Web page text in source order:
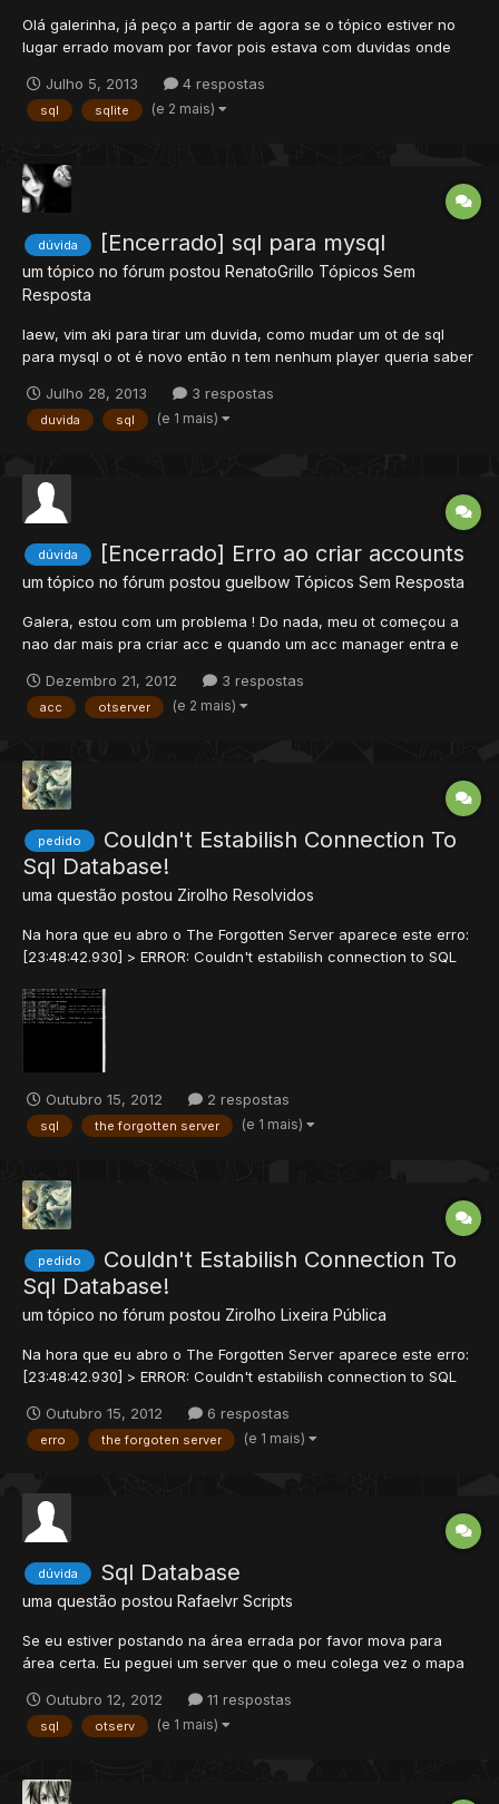
Olá galerinha, já peço a partir de agora se o tópico estiver no
lugar errado movam por favor pois estava com duvidas onde
adequado), eu queria certas funções para sql a minha é SQLite
(não tenho completa certeza da versão do sql por isso post...
Julho 5, 2013 4 respostas
sql sqlite (e 2 mais)
dúvida [Encerrado] sql para mysql
um tópico no fórum postou RenatoGrillo Tópicos Sem
Resposta
Iaew, vim aki para tirar um duvida, como mudar um ot de sql
para mysql o ot é novo então n tem nenhum player queria saber
site. e como é o procedimento de mudar nick pq só sei mudar
pelo sql. vlw's aew é um duvida que eu temo a muito tem...
Julho 28, 2013 3 respostas
duvida sql (e 1 mais)
dúvida [Encerrado] Erro ao criar accounts
um tópico no fórum postou guelbow Tópicos Sem Resposta
Galera, estou com um problema ! Do nada, meu ot começou a
nao dar mais pra criar acc e quando um acc manager entra e
not be created, please try again" e nisso aparece um erro no
Real Server "sqlite error column name is not unique" .....
Dezembro 21, 2012 3 respostas
acc otserver (e 2 mais)
pedido
Couldn't Estabilish Connection To
Sql Database!
uma questão postou Zirolho Resolvidos
Na hora que eu abro o The Forgotten Server aparece este erro:
[23:48:42.930] > ERROR: Couldn't estabilish connection to SQL
Outubro 15, 2012 2 respostas
sql the forgotten server (e 1 mais)
pedido
Couldn't Estabilish Connection To
Sql Database!
um tópico no fórum postou Zirolho Lixeira Pública
Na hora que eu abro o The Forgotten Server aparece este erro:
[23:48:42.930] > ERROR: Couldn't estabilish connection to SQL
Outubro 15, 2012
6 respostas
erro the forgoten server (e 1 mais)
dúvida Sql Database
uma questão postou Rafaelvr Scripts
Se eu estiver postando na área errada por favor mova para
área certa. Eu peguei um server que o meu colega vez o mapa
no mapa: coloquei tp, area de evento e talz e agora eu fui ligar
o server ta aparecendo uma mensagem de erra dizen...
Outubro 12, 2012 11 respostas
sql otserv (e 1 mais)